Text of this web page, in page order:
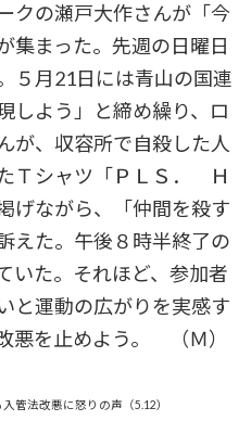
クの瀬戸大作さんが「今
集まった。先週の日曜日
５月21日には青山の国連
しよう」と締め繰り、ロ
が、収容所で自殺した人
Ｔシャツ「ＰＬＳ． Ｈ
げながら、「仲間を殺す
えた。午後８時半終了の
いた。それほど、参加者
と運動の広がりを実感す
悪を止めよう。 （Ｍ）
管法改悪に怒りの声（5.12）